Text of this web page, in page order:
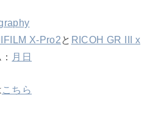
X-Pro2と RICOH GR III x
月日
こちら